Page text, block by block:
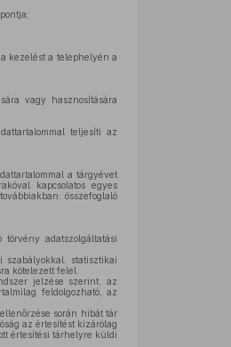
kezelést a telephelyén a
vagy hasznosítására
teljesíti az
a tárgyévet
kapcsolatos egyes
összefoglaló
adatszolgáltatási
szabályokkal, statisztikai
kötelezett felel.
jelzése szerint, az
feldolgozható, az
során hibát tár
az értesítést kizárólag
értesítési tárhelyre küldi